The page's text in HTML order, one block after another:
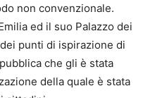
non convenzionale.
ed il suo Palazzo dei
punti di ispirazione di
che gli è stata
della quale è stata